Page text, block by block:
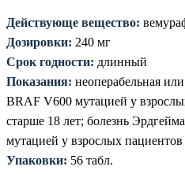
Действующе вещество:
Дозировки: 240 мг
Срок годности: длинный
Показания: неоперабельная
BRAF V600 мутацией у
старше 18 лет; болезнь
мутацией у взрослых пациентов
Упаковки: 56 табл.